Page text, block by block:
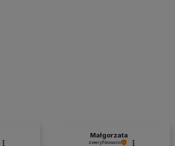
Małgorzata
zweryfikowano